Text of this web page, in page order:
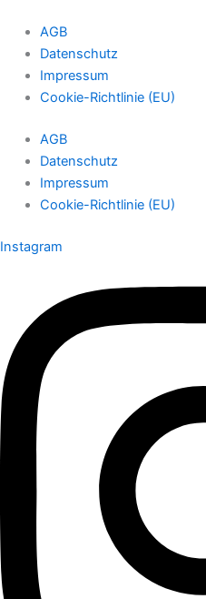
AGB
Datenschutz
Impressum
Cookie-Richtlinie (EU)
AGB
Datenschutz
Impressum
Cookie-Richtlinie (EU)
Instagram